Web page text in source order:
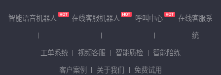
智能语音机器人 在线客服机器人 呼叫中心
在线客服系
统
工单系统
视频客服 智能质检
智能陪练
客户案例
关于我们 免费试用